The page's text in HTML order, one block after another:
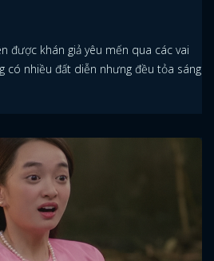
được khán giả yêu mến qua các vai
có nhiều đất diễn nhưng đều tỏa sáng